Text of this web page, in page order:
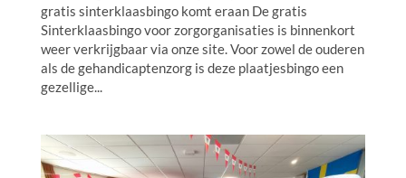
gratis sinterklaasbingo komt eraan De gratis
Sinterklaasbingo voor zorgorganisaties is binnenkort
weer verkrijgbaar via onze site. Voor zowel de ouderen
als de gehandicaptenzorg is deze plaatjesbingo een
gezellige...